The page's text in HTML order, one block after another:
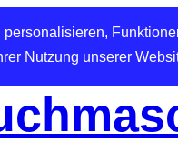
Nutzung unserer